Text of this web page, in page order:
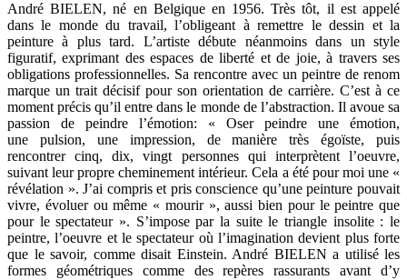
André BIELEN, né en Belgique en 1956. Très tôt, il est appelé
dans le monde du travail, l’obligeant à remettre le dessin et la
peinture à plus tard. L’artiste débute néanmoins dans un style
figuratif, exprimant des espaces de liberté et de joie, à travers ses
obligations professionnelles. Sa rencontre avec un peintre de renom
marque un trait décisif pour son orientation de carrière. C’est à ce
moment précis qu’il entre dans le monde de l’abstraction. Il avoue sa
passion de peindre l’émotion: « Oser peindre une émotion,
une pulsion, une impression, de manière très égoïste, puis
rencontrer cinq, dix, vingt personnes qui interprètent l’oeuvre,
suivant leur propre cheminement intérieur. Cela a été pour moi une «
révélation ». J’ai compris et pris conscience qu’une peinture pouvait
vivre, évoluer ou même « mourir », aussi bien pour le peintre que
pour le spectateur ». S’impose par la suite le triangle insolite : le
peintre, l’oeuvre et le spectateur où l’imagination devient plus forte
que le savoir, comme disait Einstein. André BIELEN a utilisé les
formes géométriques comme des repères rassurants avant d’y